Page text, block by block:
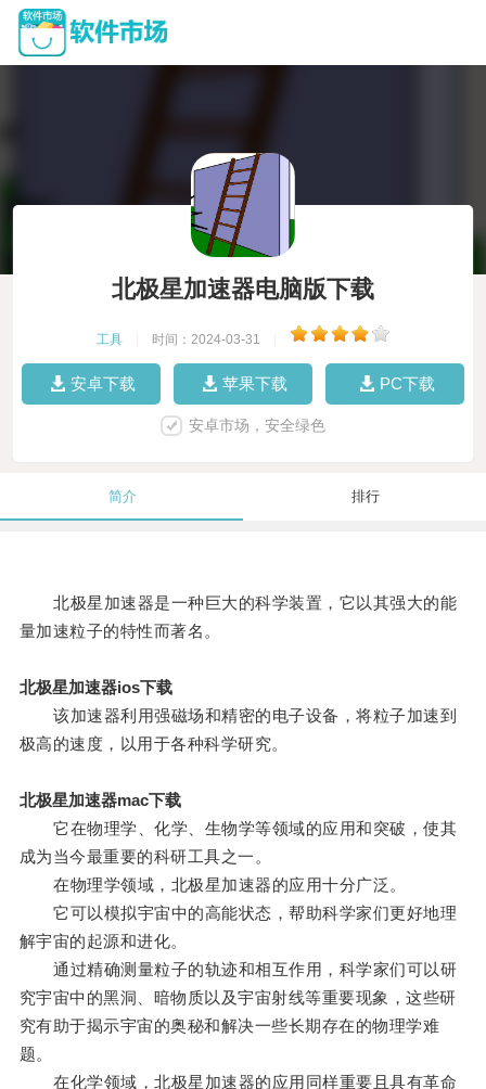
北极星加速器电脑版下载
工具 时间：2024-03-31
安卓下载 苹果下载 PC下载
安卓市场，安全绿色
简介 排行
北极星加速器是一种巨大的科学装置，它以其强大的能
量加速粒子的特性而著名。
北极星加速器ios下载
该加速器利用强磁场和精密的电子设备，将粒子加速到
极高的速度，以用于各种科学研究。
北极星加速器mac下载
它在物理学、化学、生物学等领域的应用和突破，使其
成为当今最重要的科研工具之一。
在物理学领域，北极星加速器的应用十分广泛。
它可以模拟宇宙中的高能状态，帮助科学家们更好地理
解宇宙的起源和进化。
通过精确测量粒子的轨迹和相互作用，科学家们可以研
究宇宙中的黑洞、暗物质以及宇宙射线等重要现象，这些研
究有助于揭示宇宙的奥秘和解决一些长期存在的物理学难
题。
在化学领域，北极星加速器的应用同样重要且具有革命